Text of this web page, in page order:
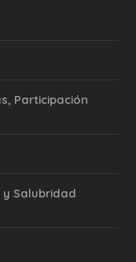
Participación
y Salubridad